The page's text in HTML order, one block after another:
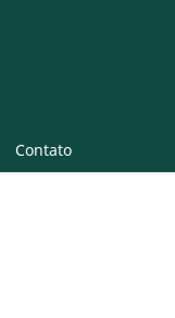
Contato